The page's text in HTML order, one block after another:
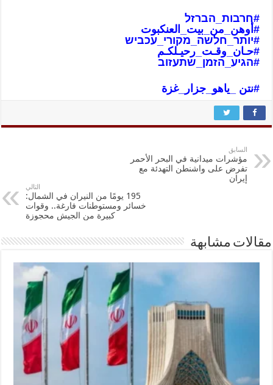
#חרבות_הברזל
#أوهن_من_بيت_العنكبوت
#יותר_חלשה_מקורי_עכביש
#حـان_وقـت_رحيـلكـم
#הגיע_הזמן_שתעזוב
#نتن _ياهو_جزار_غزة
السابق
مؤشرات ميدانية في البحر الأحمر
تفرض على واشنطن التهدئة مع
إيران
التالي
195 يومًا من النيران في الشمال:
خسائر ومستوطنات فارغة.. وقوات
كبيرة من الجيش محجوزة
مقالات مشابهة